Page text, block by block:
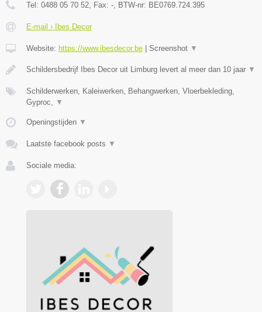
Tel: 0488 05 70 52, Fax: -, BTW-nr: BE0769.724.395
E-mail › Ibes Decor
Website: https://www.ibesdecor.be Screenshot ▼
Schildersbedrijf Ibes Decor uit Limburg levert al meer dan 10 jaar ▼
Schilderwerken, Kaleiwerken, Behangwerken, Vloerbekleding,
Gyproc, ▼
Openingstijden ▼
Laatste facebook posts ▼
Sociale media: